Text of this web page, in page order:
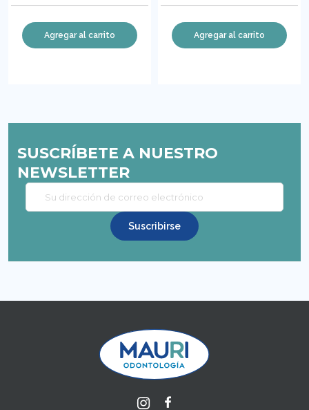
Agregar al carrito Agregar al carrito
SUSCRÍBETE A NUESTRO
NEWSLETTER